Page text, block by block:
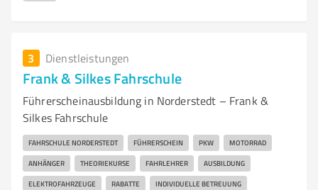
3 Dienstleistungen
Frank & Silkes Fahrschule
Führerscheinausbildung in Norderstedt – Frank &
Silkes Fahrschule
FAHRSCHULE NORDERSTEDT FÜHRERSCHEIN PKW MOTORRAD
ANHÄNGER THEORIEKURSE FAHRLEHRER AUSBILDUNG
ELEKTROFAHRZEUGE RABATTE INDIVIDUELLE BETREUUNG